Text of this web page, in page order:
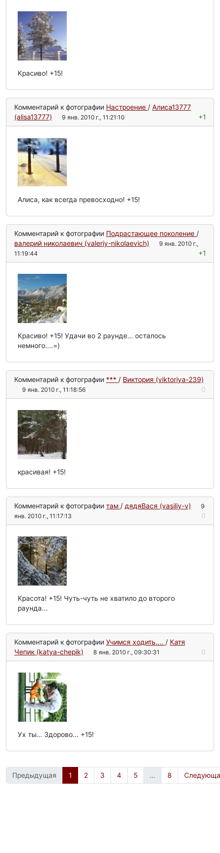
Красиво! +15!
Комментарий к фотографии Настроение / Алиса13777
(alisa13777)
9 янв. 2010 г., 11:21:10 +1
Алиса, как всегда превосходно! +15!
Комментарий к фотографии Подрастающее поколение /
валерий николаевич (valeriy-nikolaevich)
9 янв. 2010 г.,
11:19:44
+1
Красиво! +15! Удачи во 2 раунде... осталось
немного....=)
Комментарий к фотографии *** / Виктория (viktoriya-239)
9 янв. 2010 г., 11:18:56 0
красивая! +15!
Комментарий к фотографии там / дядяВася (vasiliy-v)
9
янв. 2010 г., 11:17:13
0
Красота! +15! Чуть-чуть не хватило до второго
раунда...
Комментарий к фотографии Учимся ходить.... / Катя
Чепик (katya-chepik)
8 янв. 2010 г., 09:30:31 0
Ух ты... Здорово... +15!
Предыдущая 1 2 3 4 5 … 8